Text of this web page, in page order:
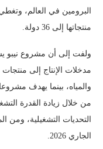
البرومين في العالم،
منتجاتها إلى 36 دولة.
ولفت إلى أن مشروع نيبو
مدخلات الإنتاج إلى
والمياه، بينما يهدف
من خلال زيادة القدرة
التحديات التشغيلية، ومن
الجاري 2026.